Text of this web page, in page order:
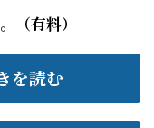
（有料）
を読む